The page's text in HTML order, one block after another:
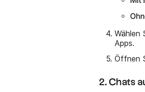
Wählen
Apps.
Öffnen
2. Chats